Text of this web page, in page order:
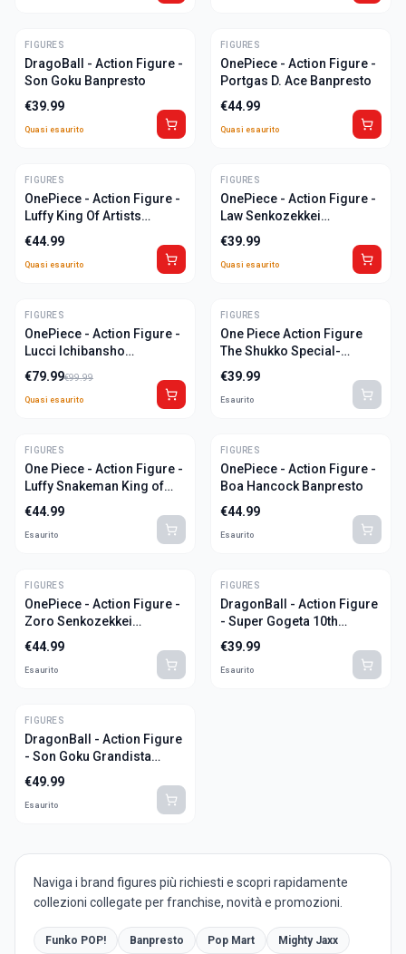
ULTIME
FIGURES
DragoBall - Action Figure -
Son Goku Banpresto
€39.99
Quasi esaurito
ULTIME
FIGURES
OnePiece - Action Figure -
Portgas D. Ace Banpresto
€44.99
Quasi esaurito
ULTIME
FIGURES
OnePiece - Action Figure -
Luffy King Of Artists
Banpresto
€44.99
Quasi esaurito
ULTIME
FIGURES
OnePiece - Action Figure -
Law Senkozekkei
Banpresto
€39.99
Quasi esaurito
20%
ULTIME
OFFERTA
FIGURES
OnePiece - Action Figure -
Lucci Ichibansho
Banpresto
€79.99€99.99
Quasi esaurito
FIGURES
One Piece Action Figure
The Shukko Special-
Roronoa Zoro Banpresto
€39.99
Esaurito
FIGURES
One Piece - Action Figure -
Luffy Snakeman King of
Artist Banpresto
€44.99
Esaurito
FIGURES
OnePiece - Action Figure -
Boa Hancock Banpresto
€44.99
Esaurito
FIGURES
OnePiece - Action Figure -
Zoro Senkozekkei
Banpresto
€44.99
Esaurito
FIGURES
DragonBall - Action Figure
- Super Gogeta 10th
Anniversary Banpresto
€39.99
Esaurito
FIGURES
DragonBall - Action Figure
- Son Goku Grandista
Banpresto
€49.99
Esaurito
Naviga i brand figures più richiesti e scopri rapidamente
collezioni collegate per franchise, novità e promozioni.
Funko POP! Banpresto Pop Mart Mighty Jaxx